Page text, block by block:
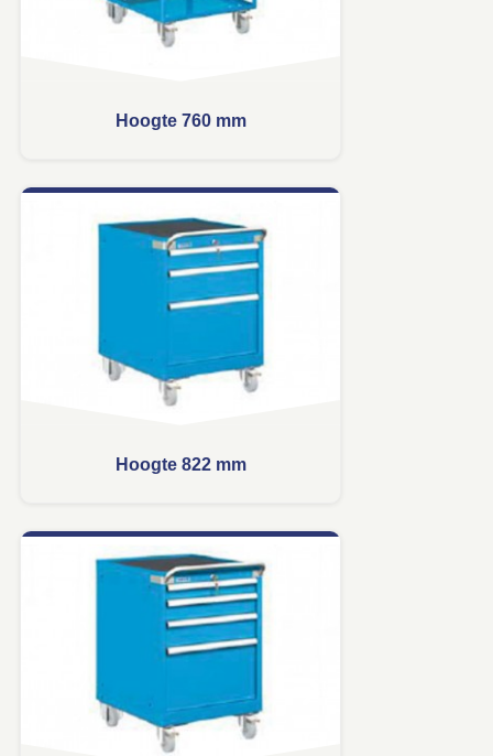
Hoogte 760 mm
Hoogte 822 mm